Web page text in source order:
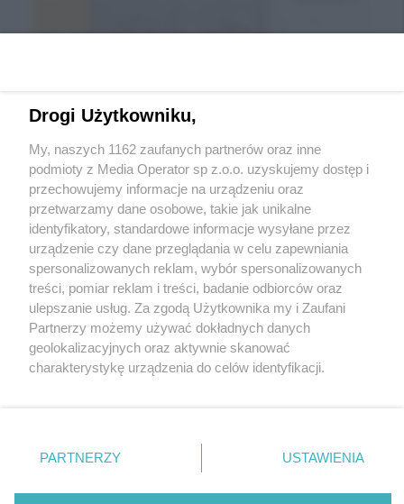
Wróć do strony głównej
ślązag.pl
0%
Drogi Użytkowniku,
My, naszych 1162 zaufanych partnerów oraz inne
podmioty z Media Operator sp z.o.o. uzyskujemy dostęp i
przechowujemy informacje na urządzeniu oraz
przetwarzamy dane osobowe, takie jak unikalne
identyfikatory, standardowe informacje wysyłane przez
urządzenie czy dane przeglądania w celu zapewniania
spersonalizowanych reklam, wybór spersonalizowanych
treści, pomiar reklam i treści, badanie odbiorców oraz
ulepszanie usług. Za zgodą Użytkownika my i Zaufani
Partnerzy możemy używać dokładnych danych
geolokalizacyjnych oraz aktywnie skanować
charakterystykę urządzenia do celów identyfikacji.
zmienić/wycofać klikając przycisk ustawień prywatności
znajdujący się w lewym dolnym rogu strony
rodzaje przetwarzania danych nie wymagają zgody
PARTNERZY USTAWIENIA